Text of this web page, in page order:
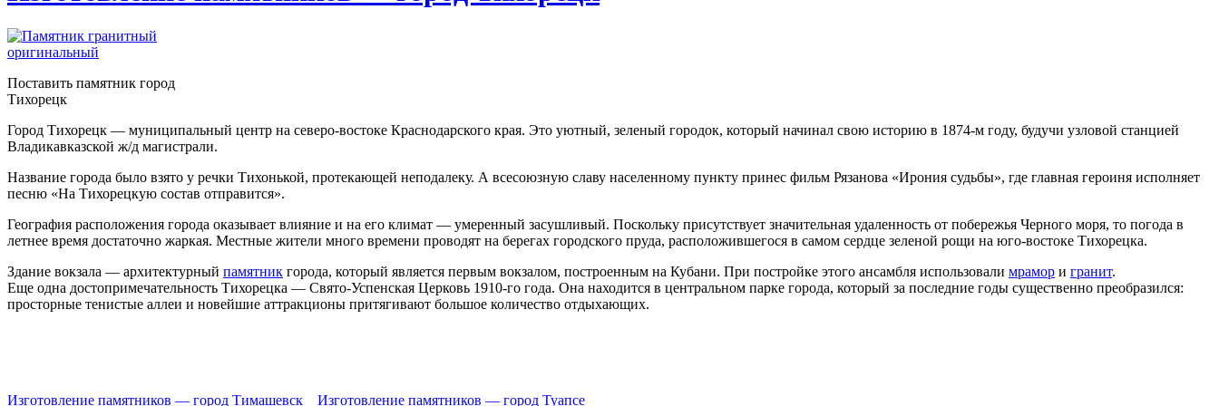
Поставить памятник город
Тихорецк
Город Тихорецк — муниципальный центр на северо-востоке Краснодарского края. Это уютный, зеленый городок, который начинал свою историю в 1874-м году, будучи узловой станцией
Владикавказской ж/д магистрали.
Название города было взято у речки Тихонькой, протекающей неподалеку. А всесоюзную славу населенному пункту принес фильм Рязанова «Ирония судьбы», где главная героиня исполняет
песню «На Тихорецкую состав отправится».
География расположения города оказывает влияние и на его климат — умеренный засушливый. Поскольку присутствует значительная удаленность от побережья Черного моря, то погода в
летнее время достаточно жаркая. Местные жители много времени проводят на берегах городского пруда, расположившегося в самом сердце зеленой рощи на юго-востоке Тихорецка.
Здание вокзала — архитектурный памятник города, который является первым вокзалом, построенным на Кубани. При постройке этого ансамбля использовали мрамор и гранит.
Еще одна достопримечательность Тихорецка — Свято-Успенская Церковь 1910-го года. Она находится в центральном парке города, который за последние годы существенно преобразился:
просторные тенистые аллеи и новейшие аттракционы притягивают большое количество отдыхающих.
Изготовление памятников — город Тимашевск Изготовление памятников — город Туапсе